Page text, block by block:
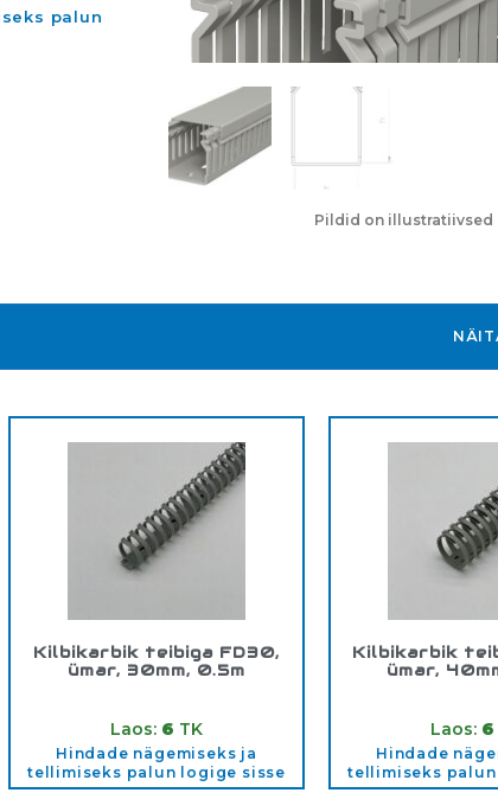
palun
Pildid on illustratiivsed
Kilbikarbik teibiga FD30,
ümar, 30mm, 0.5m
Laos: 6 TK
Hindade nägemiseks ja
tellimiseks palun logige sisse
Kilbikarbik
ümar,
Laos: 6
Hindade
tellimiseks